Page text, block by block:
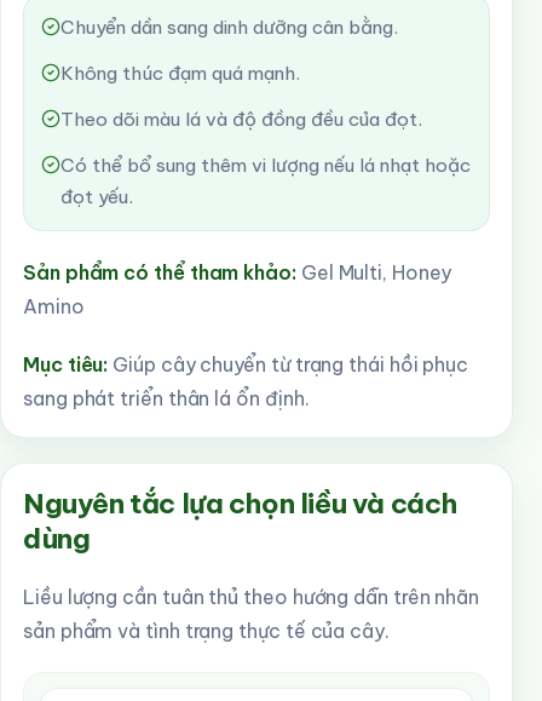
Chuyển dần sang dinh dưỡng cân bằng.
Không thúc đạm quá mạnh.
Theo dõi màu lá và độ đồng đều của đọt.
Có thể bổ sung thêm vi lượng nếu lá nhạt hoặc
đọt yếu.
Sản phẩm có thể tham khảo:Gel Multi, Honey
Amino
Mục tiêu: Giúp cây chuyển từ trạng thái hồi phục
sang phát triển thân lá ổn định.
Nguyên tắc lựa chọn liều và cách
dùng
Liều lượng cần tuân thủ theo hướng dẫn trên nhãn
sản phẩm và tình trạng thực tế của cây.